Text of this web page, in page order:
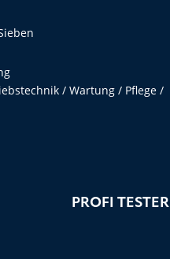
/ Wartung / Pflege /
PROFI TESTER